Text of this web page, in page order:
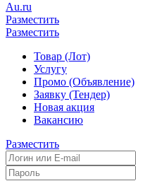
Au.ru
Разместить
Разместить
Товар (Лот)
Услугу
Промо (Объявление)
Заявку (Тендер)
Новая акция
Вакансию
Разместить